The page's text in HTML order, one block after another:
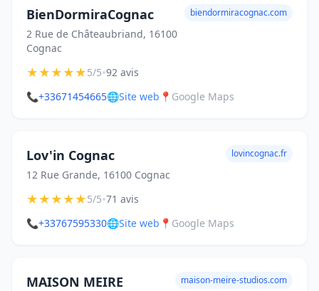
BienDormiraCognac
2 Rue de Châteaubriand, 16100
Cognac
biendormiracognac.com
★★★★★5/5•92 avis
📞+33671454665🌐Site web 📍 Google Maps
Lov'in Cognac
12 Rue Grande, 16100 Cognac
lovincognac.fr
★★★★★5/5•71 avis
📞+33767595330🌐Site web 📍 Google Maps
MAISON MEIRE
maison-meire-studios.com